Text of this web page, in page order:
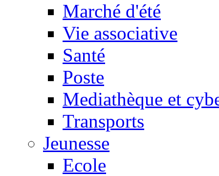
Marché d'été
Vie associative
Santé
Poste
Mediathèque et
Transports
Jeunesse
Ecole